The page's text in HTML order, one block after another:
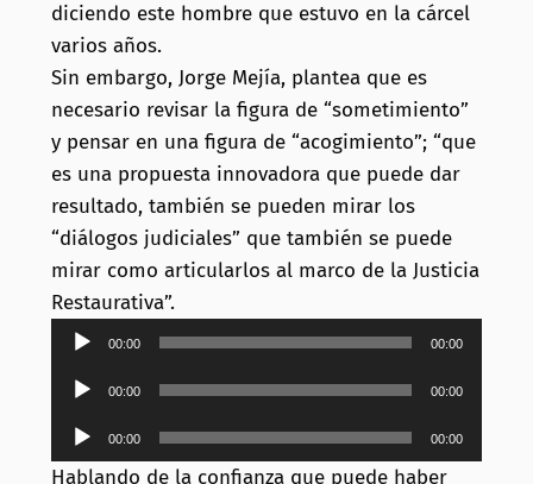
diciendo este hombre que estuvo en la cárcel
varios años.
Sin embargo, Jorge Mejía, plantea que es
necesario revisar la figura de “sometimiento”
y pensar en una figura de “acogimiento”; “que
es una propuesta innovadora que puede dar
resultado, también se pueden mirar los
“diálogos judiciales” que también se puede
mirar como articularlos al marco de la Justicia
Restaurativa”.
Reproductor
audio
00:00 00:00
Reproductor
audio
00:00 00:00
Reproductor
de
00:00 00:00
Hablando de la confianza que puede haber